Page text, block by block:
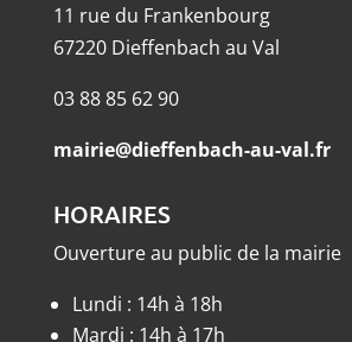
11 rue du Frankenbourg
67220 Dieffenbach au Val
03 88 85 62 90
mairie@dieffenbach-au-val.fr
HORAIRES
Ouverture au public de la mairie
Lundi : 14h à 18h
Mardi : 14h à 17h